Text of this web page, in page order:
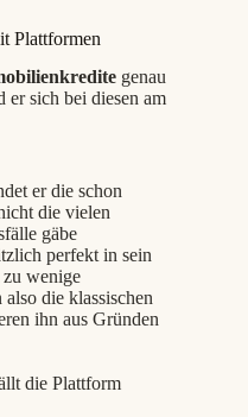
Plattformen
genau
er sich bei diesen am
er die schon
die vielen
gäbe
perfekt in sein
wenige
die klassischen
ihn aus Gründen
die Plattform